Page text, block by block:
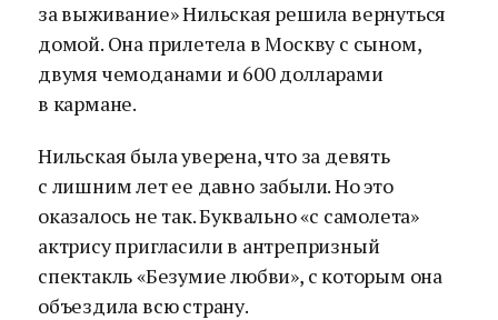
за выживание» Нильская решила вернуться
домой. Она прилетела в Москву с сыном,
двумя чемоданами и 600 долларами
в кармане.
Нильская была уверена, что за девять
с лишним лет ее давно забыли. Но это
оказалось не так. Буквально «с самолета»
актрису пригласили в антрепризный
спектакль «Безумие любви», с которым она
объездила всю страну.